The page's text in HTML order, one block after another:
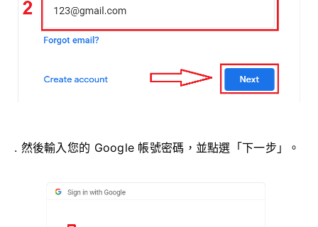
. 然後輸入您的 Google 帳號密碼，並點選「下一步」。